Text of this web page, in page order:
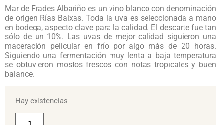
Mar de Frades Albariño es un vino blanco con denominación
de origen Rías Baixas. Toda la uva es seleccionada a mano
en bodega, aspecto clave para la calidad. El descarte fue tan
sólo de un 10%. Las uvas de mejor calidad siguieron una
maceración pelicular en frío por algo más de 20 horas.
Siguiendo una fermentación muy lenta a baja temperatura
se obtuvieron mostos frescos con notas tropicales y buen
balance.
Hay existencias